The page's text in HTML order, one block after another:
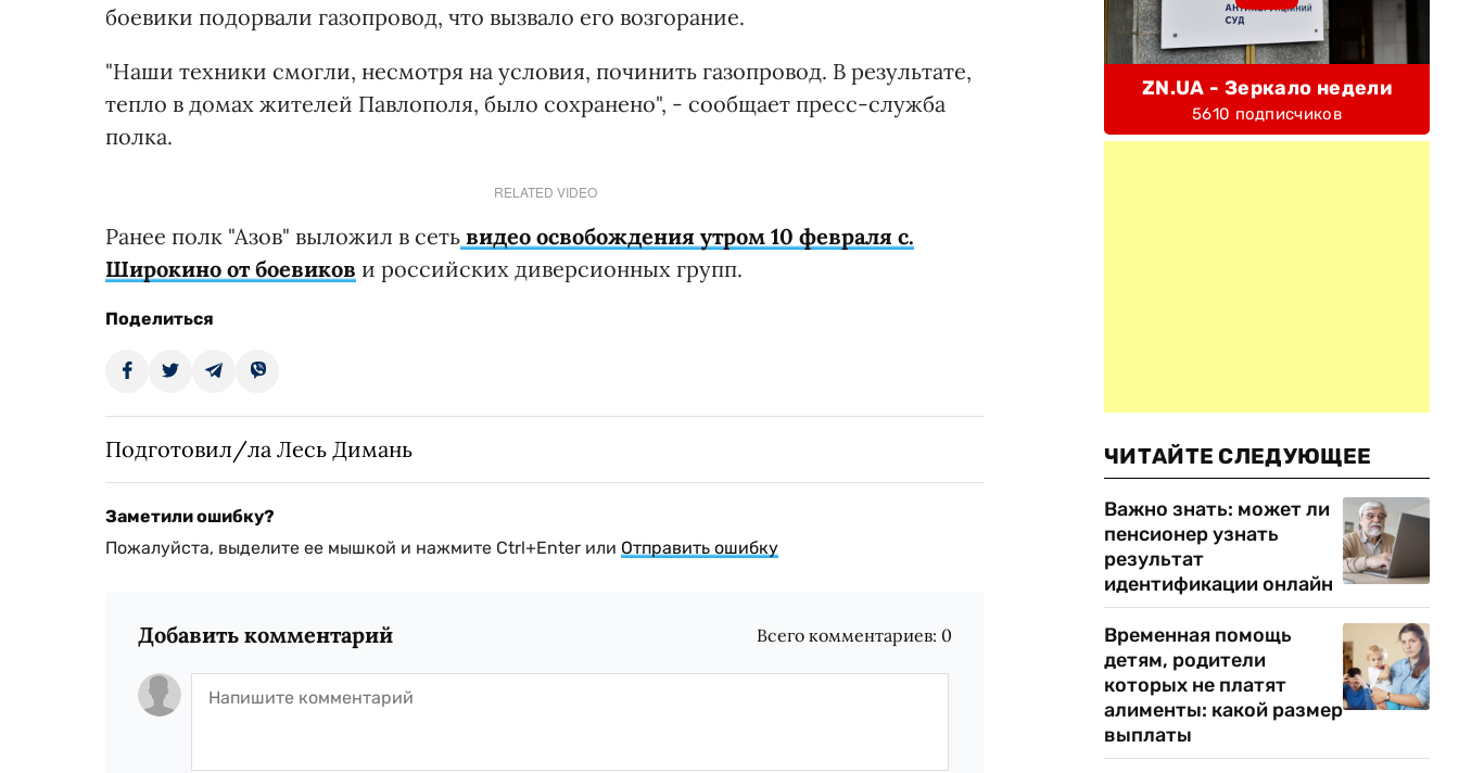
боевики подорвали газопровод, что вызвало его возгорание.
"Наши техники смогли, несмотря на условия, починить газопровод. В результате,
тепло в домах жителей Павлополя, было сохранено", - сообщает пресс-служба
полка.
RELATED VIDEO
Ранее полк "Азов" выложил в сеть видео освобождения утром 10 февраля с.
Широкино от боевиков и российских диверсионных групп.
Поделиться
Подготовил/ла Лесь Димань
Заметили ошибку?
Пожалуйста, выделите ее мышкой и нажмите Ctrl+Enter или Отправить ошибку
Добавить комментарий Всего комментариев: 0
ZN.UA - Зеркало недели
5610 подписчиков
ЧИТАЙТЕ СЛЕДУЮЩЕЕ
Важно знать: может ли
пенсионер узнать
результат
идентификации онлайн
Временная помощь
детям, родители
которых не платят
алименты: какой размер
выплаты